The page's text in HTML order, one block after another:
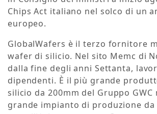
Chips Act italiano nel solco di un
europeo.
GlobalWafers è il terzo fornitore
wafer di silicio. Nel sito Memc di
dalla fine degli anni Settanta,
dipendenti. È il più grande
silicio da 200mm del Gruppo GWC
grande impianto di produzione da